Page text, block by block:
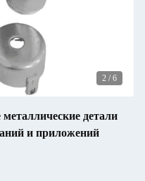
3 / 6
детали
и приложений